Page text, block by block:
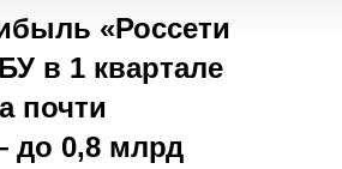
«Россети
в 1 квартале
почти
до 0,8 млрд